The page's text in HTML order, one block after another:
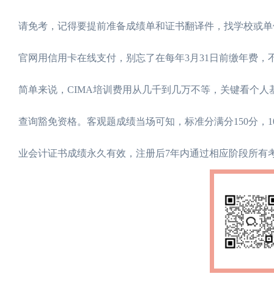
请免考，记得要提前准备成绩单和证书翻译件，找学校或
官网用信用卡在线支付，别忘了在每年3月31日前缴年费，
简单来说，CIMA培训费用从几千到几万不等，关键看个
查询豁免资格。客观题成绩当场可知，标准分满分150分
业会计证书成绩永久有效，注册后7年内通过相应阶段所有